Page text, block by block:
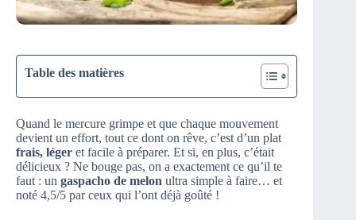
Table des matières
Quand le mercure grimpe et que chaque mouvement
devient un effort, tout ce dont on rêve, c’est d’un plat
frais, léger et facile à préparer. Et si, en plus, c’était
délicieux ? Ne bouge pas, on a exactement ce qu’il te
faut : un gaspacho de melon ultra simple à faire… et
noté 4,5/5 par ceux qui l’ont déjà goûté !